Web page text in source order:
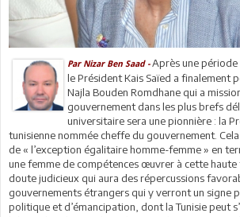
Par Nizar Ben Saad -Après une
le Président Kais Saïed a finalement
Najla Bouden Romdhane qui a
gouvernement dans les plus brefs
universitaire sera une pionnière : la
tunisienne nommée cheffe du gouvernement.
de « l’exception égalitaire homme-femme » en
une femme de compétences œuvrer à cette haute
doute judicieux qui aura des répercussions
gouvernements étrangers qui y verront un signe
politique et d’émancipation, dont la Tunisie peut